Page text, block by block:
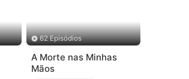
62 Episódios
A Morte nas Minhas
Mãos